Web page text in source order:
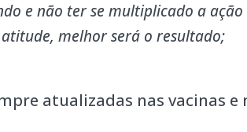
e não ter se multiplicado a
melhor será o resultado;
atualizadas nas vacinas e